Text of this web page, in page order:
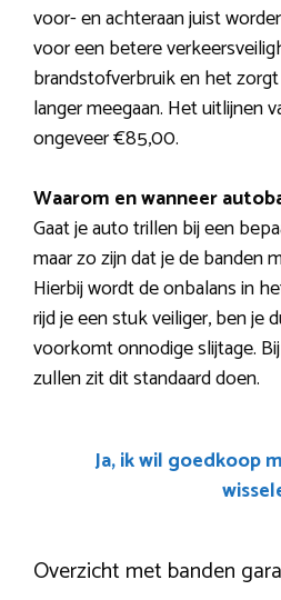
voor- en achteraan juist
voor een betere
brandstofverbruik en het
langer meegaan. Het uitlijnen
ongeveer €85,00.
Waarom en wanneer
Gaat je auto trillen bij een
maar zo zijn dat je de banden
Hierbij wordt de onbalans in
rijd je een stuk veiliger, ben je
voorkomt onnodige slijtage.
zullen zit dit standaard doen.
Ja, ik wil goedkoop
Overzicht met banden